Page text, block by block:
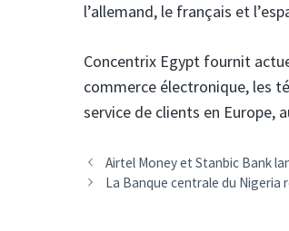
l’allemand, le français et
Concentrix Egypt fournit
commerce électronique, les
service de clients en Europe,
Navigation
des
Airtel Money et Stanbic Bank
La Banque centrale du Nigeria